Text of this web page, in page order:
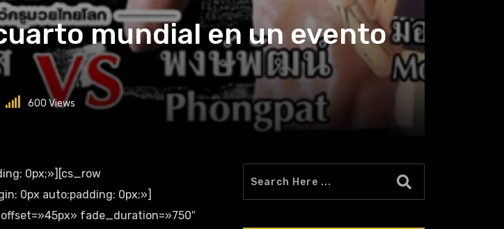
mundial en un evento
600 Views
0px auto;padding: 0px;»]
fade_duration=»750″